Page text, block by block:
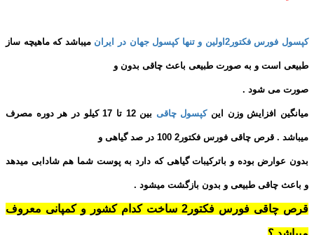
کپسول فورس فکتور2اولین و تنها کپسول جهان در ایران میباشد که ماهیچه ساز
طبیعی است و به صورت طبیعی باعث چاقی بدون و
صورت می شود .
میانگین افزایش وزن اینکپسول چاقی بین 12 تا 17 کیلو در هر دوره مصرف
میباشد . قرص چاقی فورس فکتور2 100 در صد گیاهی و
بدون عوارض بوده و باترکیبات گیاهی که دارد به پوست شما هم شادابی میدهد
و باعث چاقی طبیعی و بدون بازگشت میشود .
قرص چاقی فورس فکتور2 ساخت کدام کشور و کمپانی معروف